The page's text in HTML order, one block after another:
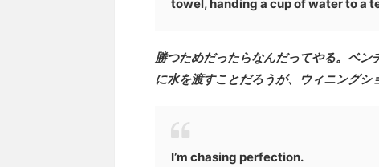
towel, handing a cup of water to a
勝つためだったらなんだってやる。ベ
に水を渡すことだろうが、ウィニングシ
I’m chasing perfection.